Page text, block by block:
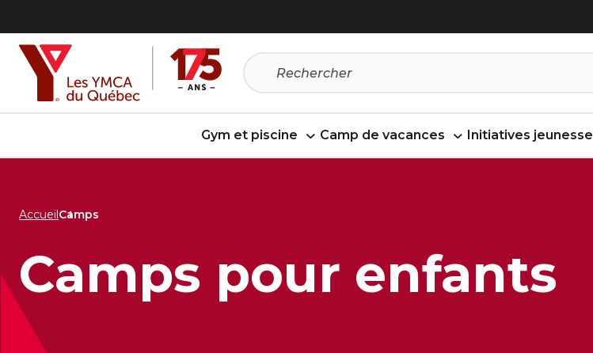
menu
contenu
Gym et piscine Camp de vacances Initiatives jeunesse
AccueilCamps
Camps pour enfants